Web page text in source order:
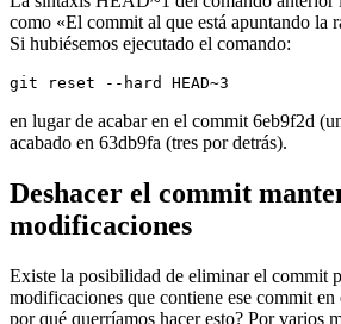
como «El commit al que está apuntando la
Si hubiésemos ejecutado el comando:
git reset --hard HEAD~3
en lugar de acabar en el commit 6eb9f2d
acabado en 63db9fa (tres por detrás).
Deshacer el commit
modificaciones
Existe la posibilidad de eliminar el commit
modificaciones que contiene ese commit en
por qué querríamos hacer esto? Por varios